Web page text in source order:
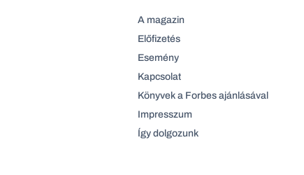
A magazin
Előfizetés
Esemény
Kapcsolat
Könyvek a Forbes ajánlásával
Impresszum
Így dolgozunk